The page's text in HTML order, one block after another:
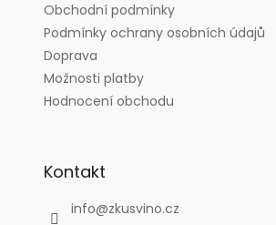
Obchodní podmínky
Podmínky ochrany osobních údajů
Doprava
Možnosti platby
Hodnocení obchodu
Kontakt
info@zkusvino.cz